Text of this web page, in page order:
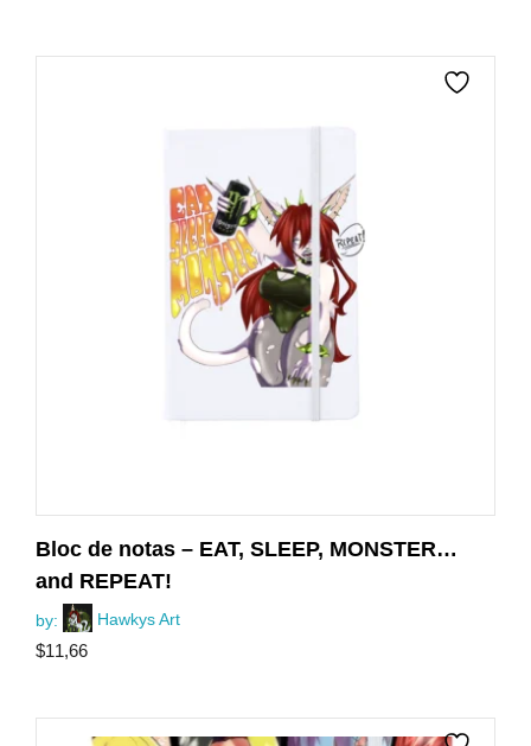
Bloc de notas – EAT, SLEEP, MONSTER…
and REPEAT!
by: Hawkys Art
$11,66